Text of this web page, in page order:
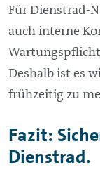
Für Dienstrad-
auch interne
Deshalb ist es
frühzeitig zu
Fazit:
Dienstrad.